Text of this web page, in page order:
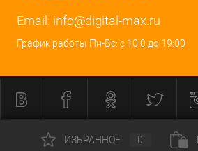
Email: info@digital-max.ru
График работы Пн-Вс: с 10:0 до 19:00
ИЗБРАННОЕ 0